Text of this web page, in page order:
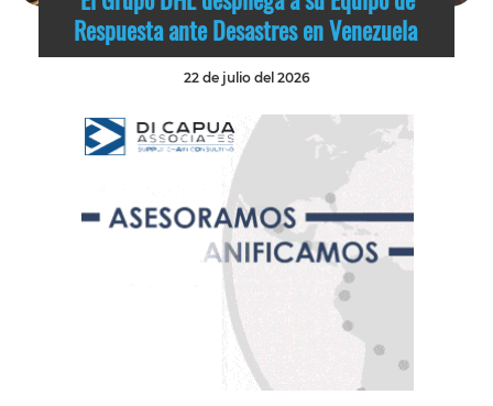
Respuesta ante Desastres en Venezuela
22 de julio del 2026